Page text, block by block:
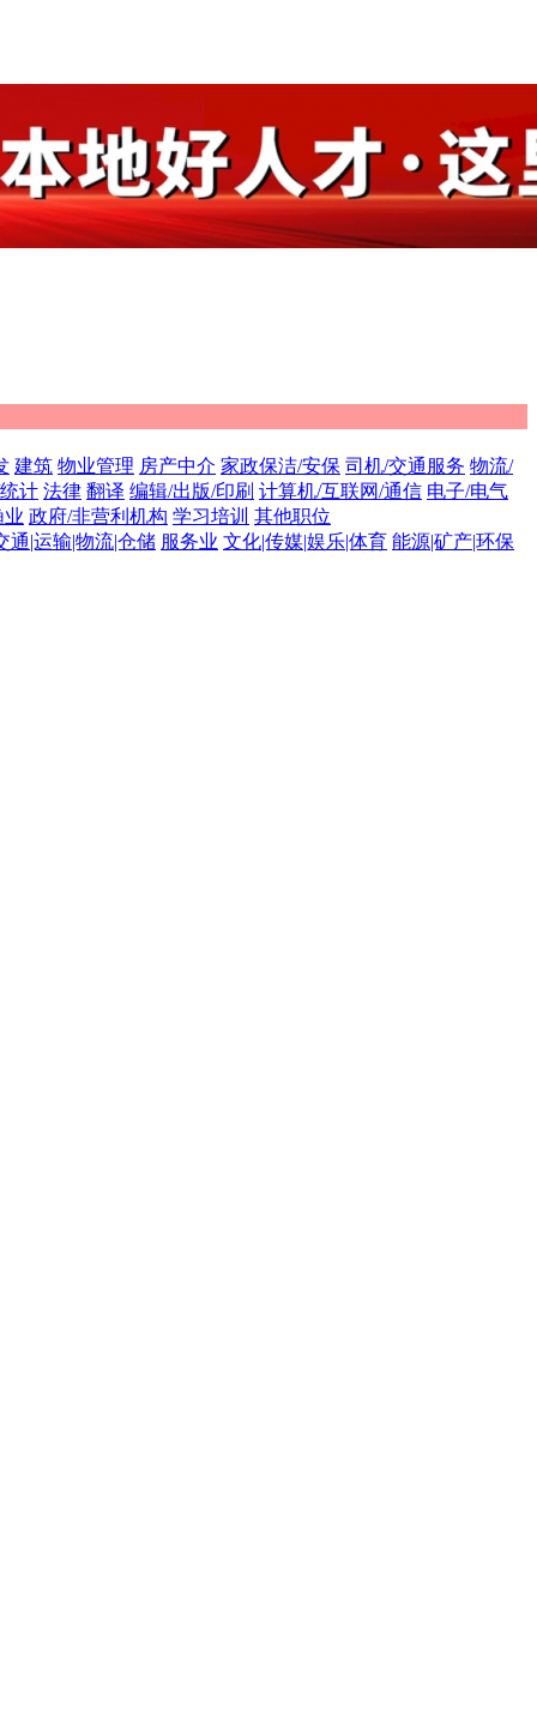
建筑 物业管理 房产中介 家政保洁/安保 司机/交通服务 物流/
计 法律 翻译 编辑/出版/印刷 计算机/互联网/通信 电子/电气
业 政府/非营利机构 学习培训 其他职位
通|运输|物流|仓储 服务业 文化|传媒|娱乐|体育 能源|矿产|环保